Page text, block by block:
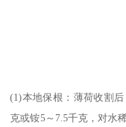
(1)本地保根：薄荷收割
克或铵5～7.5千克，对水